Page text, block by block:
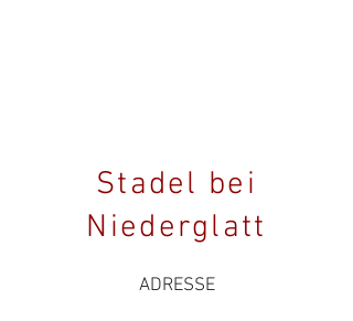
Stadel bei
Niederglatt
ADRESSE